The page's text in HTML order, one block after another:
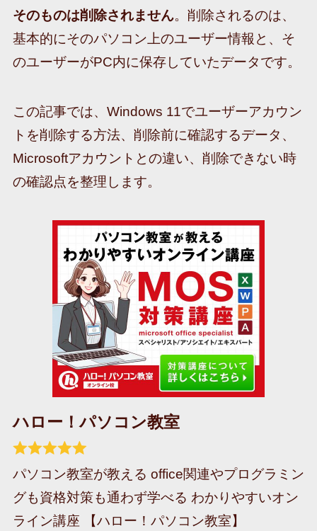
そのものは削除されません。削除されるのは、
基本的にそのパソコン上のユーザー情報と、そ
のユーザーがPC内に保存していたデータです。
この記事では、Windows 11でユーザーアカウン
トを削除する方法、削除前に確認するデータ、
Microsoftアカウントとの違い、削除できない時
の確認点を整理します。
ハロー！パソコン教室
パソコン教室が教える office関連やプログラミン
グも資格対策も通わず学べる わかりやすいオン
ライン講座 【ハロー！パソコン教室】